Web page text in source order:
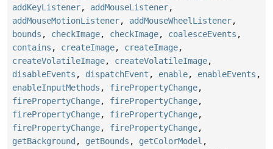
addKeyListener, addMouseListener,
addMouseMotionListener, addMouseWheelListener,
bounds , checkImage, checkImage, coalesceEvents ,
contains , createImage, createImage,
createVolatileImage, createVolatileImage,
disableEvents , dispatchEvent , enable, enableEvents ,
enableInputMethods , firePropertyChange,
firePropertyChange, firePropertyChange,
firePropertyChange, firePropertyChange,
firePropertyChange, firePropertyChange,
getBackground , getBounds , getColorModel ,